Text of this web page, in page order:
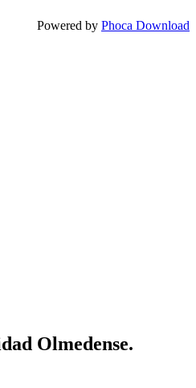
Powered by Phoca Download
Olmedense.